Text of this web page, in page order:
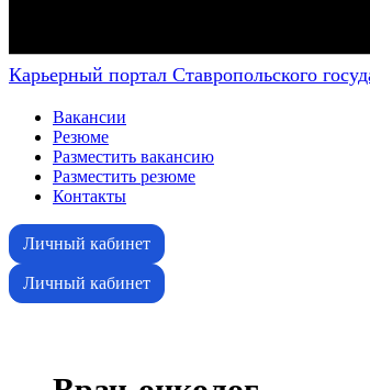
Карьерный портал Ставропольского
Вакансии
Резюме
Разместить вакансию
Разместить резюме
Контакты
Личный кабинет
Личный кабинет